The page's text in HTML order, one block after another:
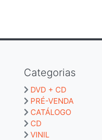
Categorias
DVD + CD
PRÉ-VENDA
CATÁLOGO
CD
VINIL